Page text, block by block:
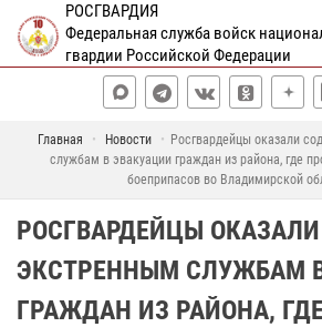
РОСГВАРДИЯ
Федеральная служба войск
гвардии Российской Федерации
Главная Новости
Росгвардейцы оказали
службам в эвакуации граждан из района, где
боеприпасов во Владимирской
РОСГВАРДЕЙЦЫ
ЭКСТРЕННЫМ СЛУЖБАМ
ГРАЖДАН ИЗ РАЙОНА,